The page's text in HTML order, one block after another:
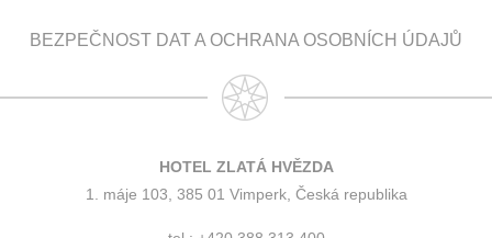
BEZPEČNOST DAT A OCHRANA OSOBNÍCH ÚDAJŮ
HOTEL ZLATÁ HVĚZDA
1. máje 103, 385 01 Vimperk, Česká republika